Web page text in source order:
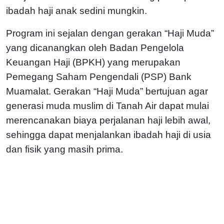
ibadah haji anak sedini mungkin.
Program ini sejalan dengan gerakan “Haji Muda”
yang dicanangkan oleh Badan Pengelola
Keuangan Haji (BPKH) yang merupakan
Pemegang Saham Pengendali (PSP) Bank
Muamalat. Gerakan “Haji Muda” bertujuan agar
generasi muda muslim di Tanah Air dapat mulai
merencanakan biaya perjalanan haji lebih awal,
sehingga dapat menjalankan ibadah haji di usia
dan fisik yang masih prima.